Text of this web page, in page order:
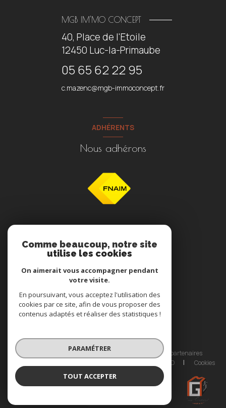
MGB IM'MO CONCEPT
MGB IM'MO CONCEPT
40, Place de l'Etoile
12450 Luc-la-Primaube
05 65 62 22 95
c.mazenc@mgb-immoconcept.fr
ADHÉRENTS
Nous adhérons
Nous suivre
© 2026 | Tous droits réservés
Nos honoraires agence immobilière
Nos partenaires
Politique RGPD Cookies
Comme beaucoup, notre site
utilise les cookies
On aimerait vous accompagner pendant
votre visite.
En poursuivant, vous acceptez l'utilisation des
cookies par ce site, afin de vous proposer des
contenus adaptés et réaliser des statistiques !
PARAMÉTRER
TOUT ACCEPTER